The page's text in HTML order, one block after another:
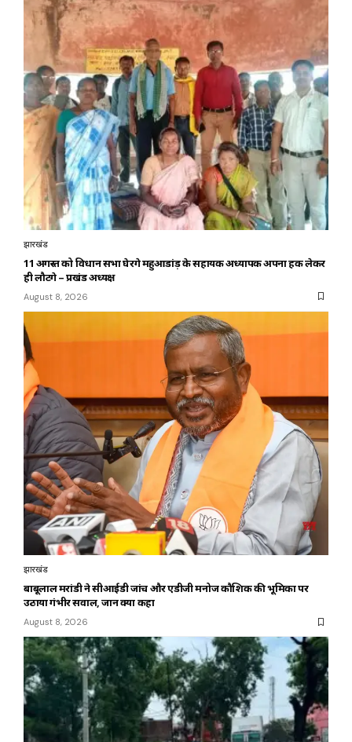
झारखंड
11 अगस्त को विधान सभा घेरेंगे महुआडांड़ के सहायक अध्यापक अपना हक लेकर
ही लौटेंगे – प्रखंड अध्यक्ष
August 8, 2026
झारखंड
बाबूलाल मरांडी ने सीआईडी जांच और एडीजी मनोज कौशिक की भूमिका पर
उठाया गंभीर सवाल, जानें क्या कहा
August 8, 2026